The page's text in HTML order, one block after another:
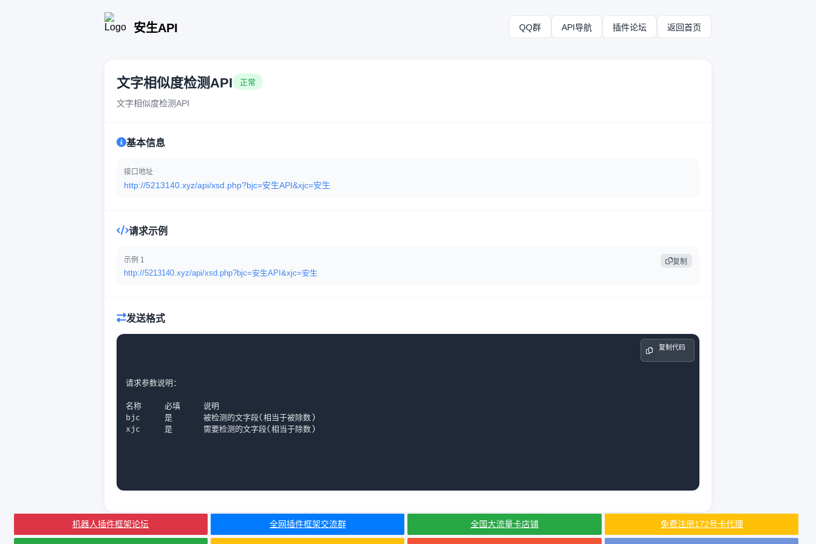
安生API QQ群 API导航 插件论坛 返回首页
文字相似度检测API 正常
文字相似度检测API
基本信息
接口地址
http://5213140.xyz/api/xsd.php?bjc=安生API&xjc=安生
请求示例
示例 1
http://5213140.xyz/api/xsd.php?bjc=安生API&xjc=安生
复制
发送格式
复制代码
请求参数说明：
名称	必填	说明
bjc	是	被检测的文字段(相当于被除数)
xjc	是	需要检测的文字段(相当于除数)
机器人插件框架论坛 全网插件框架交流群 全国大流量卡店铺 免费注册172号卡代理